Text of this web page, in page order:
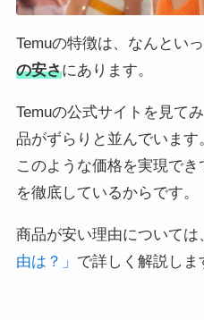
Temuの特徴は、なんとい
の安さにあります。
Temuの公式サイトを見てみ
品がずらりと並んでいます
このような価格を実現で
を徹底しているからです。
商品が安い理由については
由は？」 で詳しく解説しま